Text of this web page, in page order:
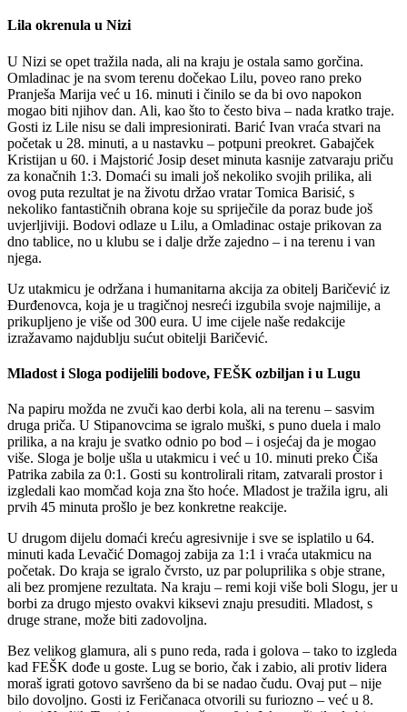
Lila okrenula u Nizi
U Nizi se opet tražila nada, ali na kraju je ostala samo gorčina.
Omladinac je na svom terenu dočekao Lilu, poveo rano preko
Pranješa Marija već u 16. minuti i činilo se da bi ovo napokon
mogao biti njihov dan. Ali, kao što to često biva – nada kratko traje.
Gosti iz Lile nisu se dali impresionirati. Barić Ivan vraća stvari na
početak u 28. minuti, a u nastavku – potpuni preokret. Gabajček
Kristijan u 60. i Majstorić Josip deset minuta kasnije zatvaraju priču
za konačnih 1:3. Domaći su imali još nekoliko svojih prilika, ali
ovog puta rezultat je na životu držao vratar Tomica Barisić, s
nekoliko fantastičnih obrana koje su spriječile da poraz bude još
uvjerljiviji. Bodovi odlaze u Lilu, a Omladinac ostaje prikovan za
dno tablice, no u klubu se i dalje drže zajedno – i na terenu i van
njega.
Uz utakmicu je održana i humanitarna akcija za obitelj Baričević iz
Đurđenovca, koja je u tragičnoj nesreći izgubila svoje najmilije, a
prikupljeno je više od 300 eura. U ime cijele naše redakcije
izražavamo najdublju sućut obitelji Baričević.
Mladost i Sloga podijelili bodove, FEŠK ozbiljan i u Lugu
Na papiru možda ne zvuči kao derbi kola, ali na terenu – sasvim
druga priča. U Stipanovcima se igralo muški, s puno duela i malo
prilika, a na kraju je svatko odnio po bod – i osjećaj da je mogao
više. Sloga je bolje ušla u utakmicu i već u 10. minuti preko Čiša
Patrika zabila za 0:1. Gosti su kontrolirali ritam, zatvarali prostor i
izgledali kao momčad koja zna što hoće. Mladost je tražila igru, ali
prvih 45 minuta prošlo je bez konkretne reakcije.
U drugom dijelu domaći kreću agresivnije i sve se isplatilo u 64.
minuti kada Levačić Domagoj zabija za 1:1 i vraća utakmicu na
početak. Do kraja se igralo čvrsto, uz par poluprilika s obje strane,
ali bez promjene rezultata. Na kraju – remi koji više boli Slogu, jer u
borbi za drugo mjesto ovakvi kiksevi znaju presuditi. Mladost, s
druge strane, može biti zadovoljna.
Bez velikog glamura, ali s puno reda, rada i golova – tako to izgleda
kad FEŠK dođe u goste. Lug se borio, čak i zabio, ali protiv lidera
moraš igrati gotovo savršeno da bi se nadao čudu. Ovaj put – nije
bilo dovoljno. Gosti iz Feričanaca otvorili su furiozno – već u 8.